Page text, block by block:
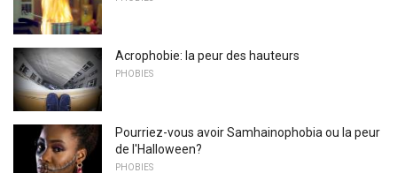
Acrophobie: la peur des hauteurs
PHOBIES
Pourriez-vous avoir Samhainophobia ou la peur
de l'Halloween?
PHOBIES